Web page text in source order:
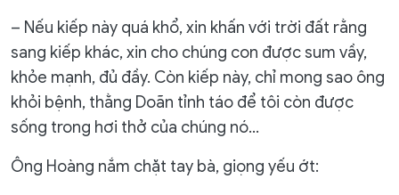
– Nếu kiếp này quá khổ, xin khấn với trời đất rằng
sang kiếp khác, xin cho chúng con được sum vầy,
khỏe mạnh, đủ đầy. Còn kiếp này, chỉ mong sao ông
khỏi bệnh, thằng Doãn tỉnh táo để tôi còn được
sống trong hơi thở của chúng nó…
Ông Hoàng nắm chặt tay bà, giọng yếu ớt: